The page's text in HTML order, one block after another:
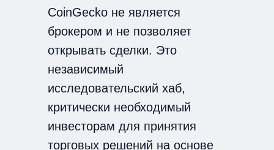
CoinGecko не является
брокером и не позволяет
открывать сделки. Это
независимый
исследовательский хаб,
критически необходимый
инвесторам для принятия
торговых решений на основе